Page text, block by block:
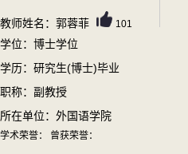
教师姓名：郭蓉菲 101
学位：博士学位
学历：研究生(博士)毕业
职称：副教授
所在单位：外国语学院
学术荣誉： 曾获荣誉：